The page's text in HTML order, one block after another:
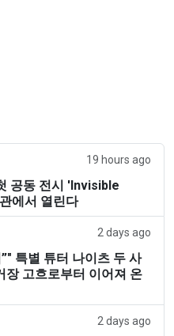
19 hours ago
공동 전시 'Invisible
에서 열린다
2 days ago
특별 튜터 나이츠 두 사
장 고흐로부터 이어져 온
2 days ago